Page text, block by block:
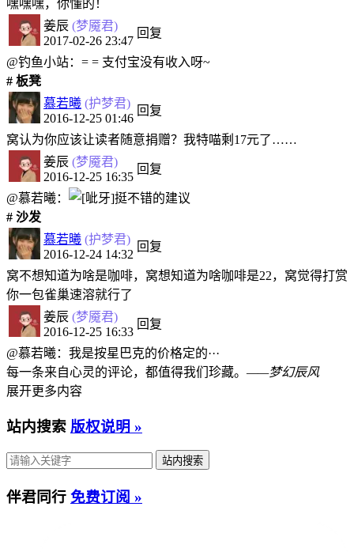
嘿嘿嘿，你懂的！
姜辰 (梦魇君)
2017-02-26 23:47
回复
@钓鱼小站：= = 支付宝没有收入呀~
# 板凳
慕若曦 (护梦君)
2016-12-25 01:46
回复
窝认为你应该让读者随意捐赠？我特喵剩17元了……
姜辰 (梦魇君)
2016-12-25 16:35
回复
@慕若曦：
挺不错的建议
# 沙发
慕若曦 (护梦君)
2016-12-24 14:32
回复
窝不想知道为啥是咖啡，窝想知道为啥咖啡是22，窝觉得打赏
你一包雀巢速溶就行了
姜辰 (梦魇君)
2016-12-25 16:33
回复
@慕若曦：我是按星巴克的价格定的···
每一条来自心灵的评论，都值得我们珍藏。 ——梦幻辰风
展开更多内容
站内搜索 版权说明 »
伴君同行 免费订阅 »